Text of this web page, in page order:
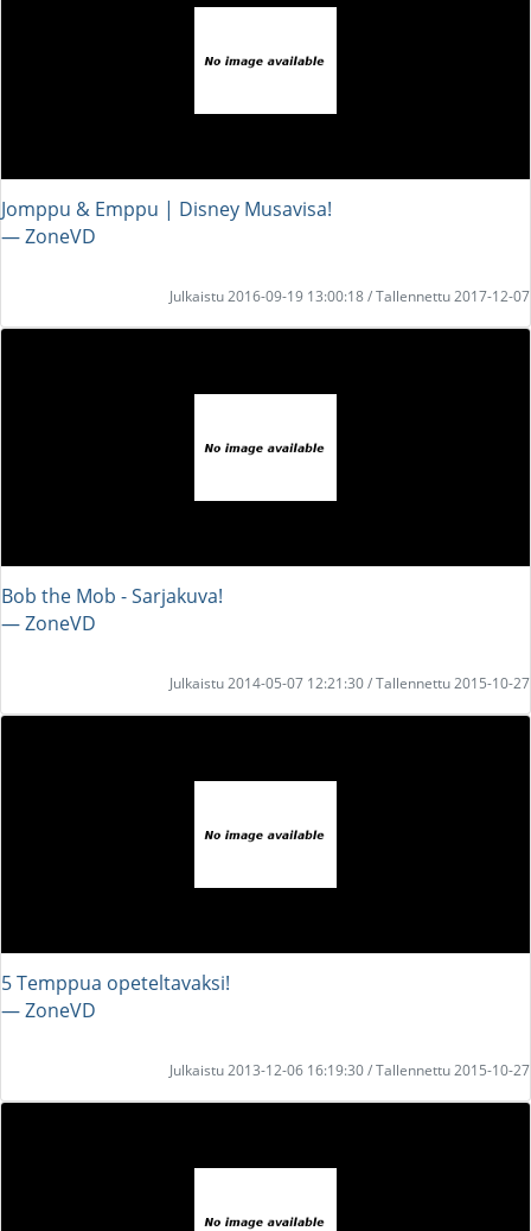
Jomppu & Emppu | Disney Musavisa!
― ZoneVD
Julkaistu 2016-09-19 13:00:18 / Tallennettu 2017-12-07
Bob the Mob - Sarjakuva!
― ZoneVD
Julkaistu 2014-05-07 12:21:30 / Tallennettu 2015-10-27
5 Temppua opeteltavaksi!
― ZoneVD
Julkaistu 2013-12-06 16:19:30 / Tallennettu 2015-10-27